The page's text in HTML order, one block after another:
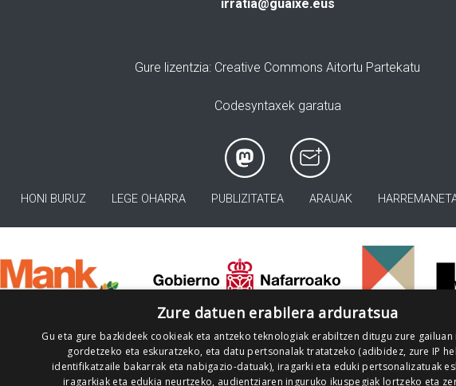
irratia@guaixe.eus
Gure lizentzia: Creative Commons Aitortu Partekatu
Codesyntaxek garatua
HONI BURUZ LEGE OHARRA PUBLIZITATEA ARAUAK
Zure datuen erabilera arduratsua
Gu eta gure bazkideek cookieak eta antzeko teknologiak erabiltzen ditugu zure
gordetzeko eta eskuratzeko, eta datu pertsonalak tratatzeko (adibidez, zure IP
identifikatzaile bakarrak eta nabigazio-datuak), iragarki eta eduki pertsonalizatuak
iragarkiak eta edukia neurtzeko, audientziaren inguruko ikuspegiak lortzeko eta